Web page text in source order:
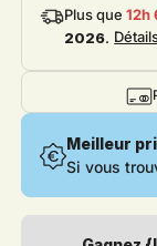
Plus que12h
2026.
Meilleur
Si vous